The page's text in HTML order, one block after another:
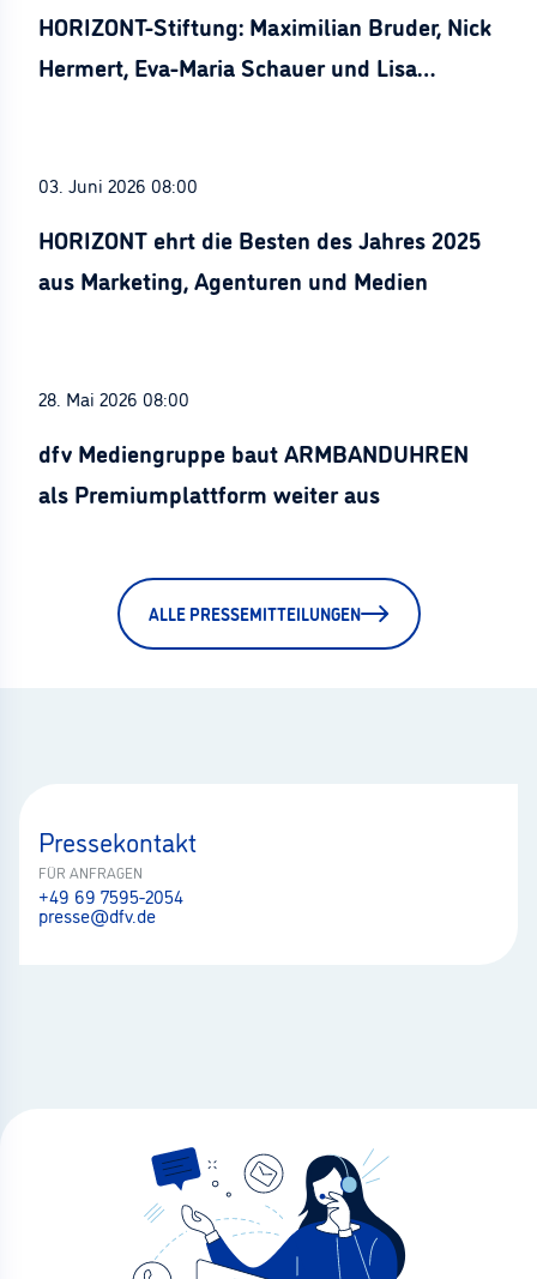
HORIZONT-Stiftung: Maximilian Bruder, Nick
Hermert, Eva-Maria Schauer und Lisa
03. Juni 2026 08:00
HORIZONT ehrt die Besten des Jahres 2025
aus Marketing, Agenturen und Medien
28. Mai 2026 08:00
dfv Mediengruppe baut ARMBANDUHREN
als Premiumplattform weiter aus
ALLE PRESSEMITTEILUNGEN
Pressekontakt
FÜR ANFRAGEN
+49 69 7595-2054
presse@dfv.de